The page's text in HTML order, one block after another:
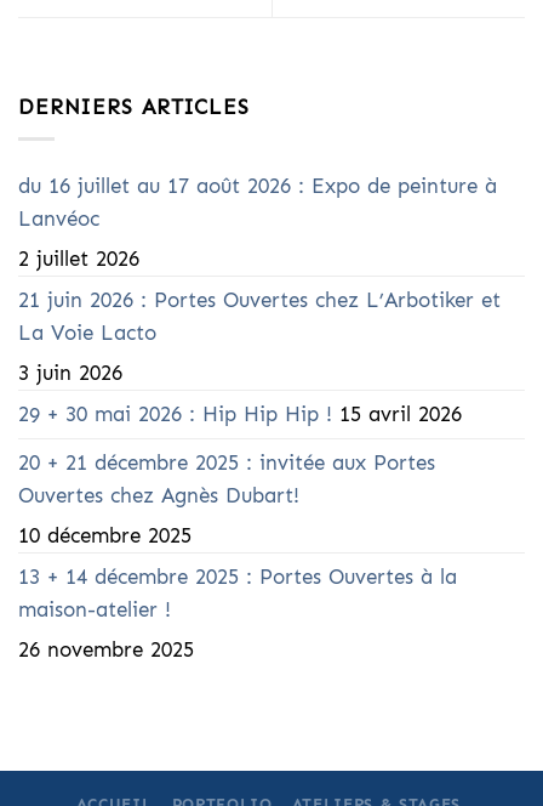
DERNIERS ARTICLES
du 16 juillet au 17 août 2026 : Expo de peinture à
Lanvéoc
2 juillet 2026
21 juin 2026 : Portes Ouvertes chez L’Arbotiker et
La Voie Lacto
3 juin 2026
29 + 30 mai 2026 : Hip Hip Hip ! 15 avril 2026
20 + 21 décembre 2025 : invitée aux Portes
Ouvertes chez Agnès Dubart!
10 décembre 2025
13 + 14 décembre 2025 : Portes Ouvertes à la
maison-atelier !
26 novembre 2025